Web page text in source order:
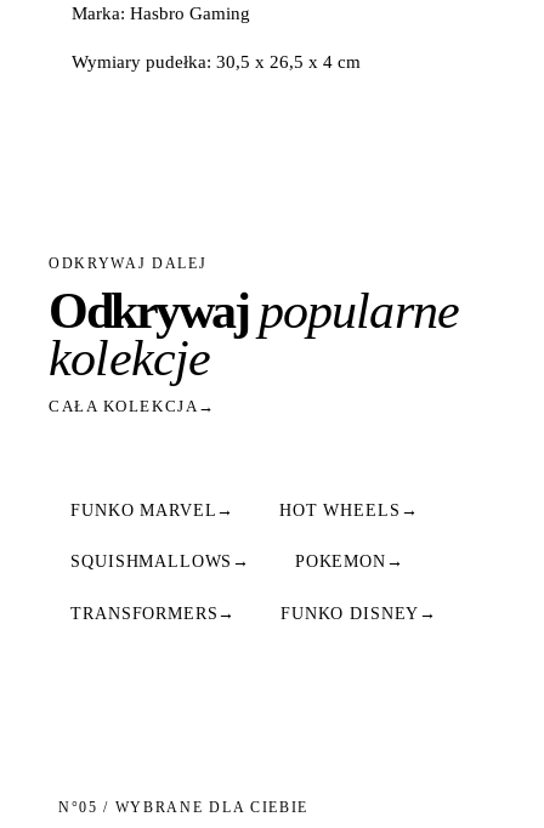
Marka: Hasbro Gaming
Wymiary pudełka: 30,5 x 26,5 x 4 cm
ODKRYWAJ DALEJ
Odkrywajpopularne
kolekcje
CAŁA KOLEKCJA→
FUNKO MARVEL → HOT WHEELS →
SQUISHMALLOWS → POKEMON →
TRANSFORMERS → FUNKO DISNEY →
N°05 / WYBRANE DLA CIEBIE